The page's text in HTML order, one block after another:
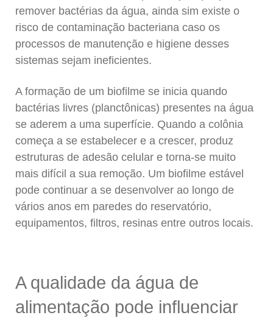
remover bactérias da água, ainda sim existe o
risco de contaminação bacteriana caso os
processos de manutenção e higiene desses
sistemas sejam ineficientes.
A formação de um biofilme se inicia quando
bactérias livres (planctônicas) presentes na água
se aderem a uma superfície. Quando a colônia
começa a se estabelecer e a crescer, produz
estruturas de adesão celular e torna-se muito
mais difícil a sua remoção. Um biofilme estável
pode continuar a se desenvolver ao longo de
vários anos em paredes do reservatório,
equipamentos, filtros, resinas entre outros locais.
A qualidade da água de
alimentação pode influenciar